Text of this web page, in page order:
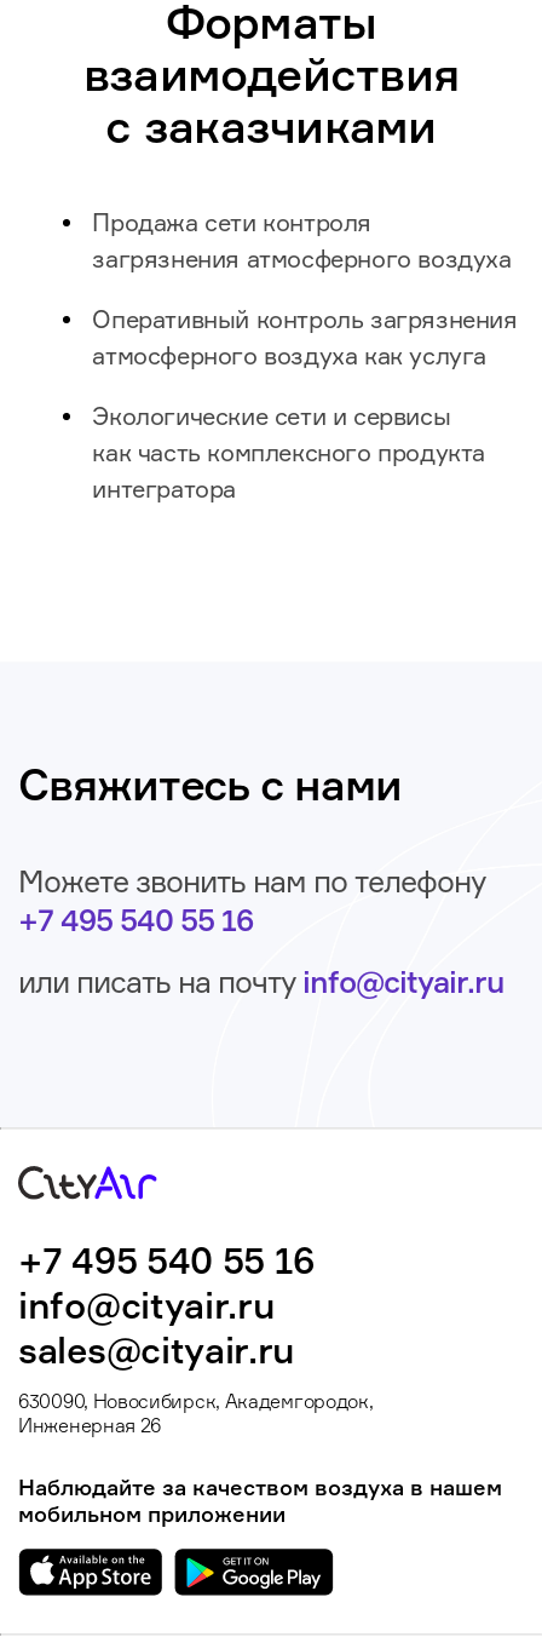
Форматы
взаимодействия
с заказчиками
Продажа сети контроля
загрязнения атмосферного воздуха
Оперативный контроль загрязнения
атмосферного воздуха как услуга
Экологические сети и сервисы
как часть комплексного продукта
интегратора
Свяжитесь с нами
Можете звонить нам по телефону
+7 495 540 55 16
или писать на почту info@cityair.ru
+7 495 540 55 16
info@cityair.ru
sales@cityair.ru
630090, Новосибирск, Академгородок,
Инженерная 26
Наблюдайте за качеством воздуха в нашем
мобильном приложении